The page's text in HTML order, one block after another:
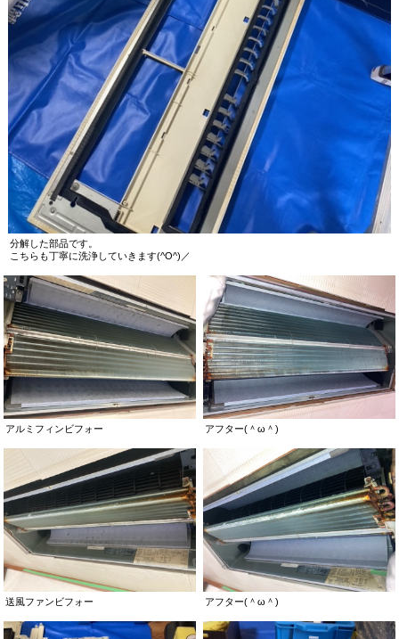
分解した部品です。
こちらも丁寧に洗浄していきます(^O^)／
アルミフィンビフォー アフター(＾ω＾)
送風ファンビフォー アフター(＾ω＾)